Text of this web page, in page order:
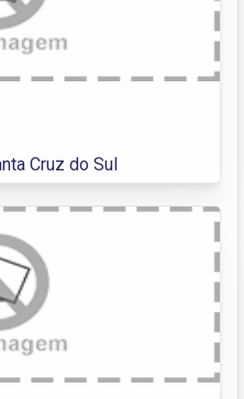
Cruz do Sul